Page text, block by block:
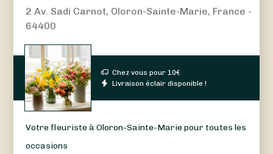
2 Av. Sadi Carnot, Oloron-Sainte-Marie, France -
64400
Chez vous pour10€
Livraison éclair disponible !
Votre fleuriste à Oloron-Sainte-Marie pour toutes les
occasions